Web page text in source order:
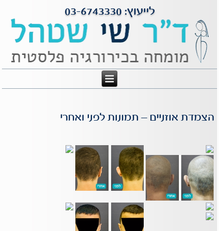
לייעוץ: 03-6743330
הצמדת אוזניים – תמונות לפני ואחרי